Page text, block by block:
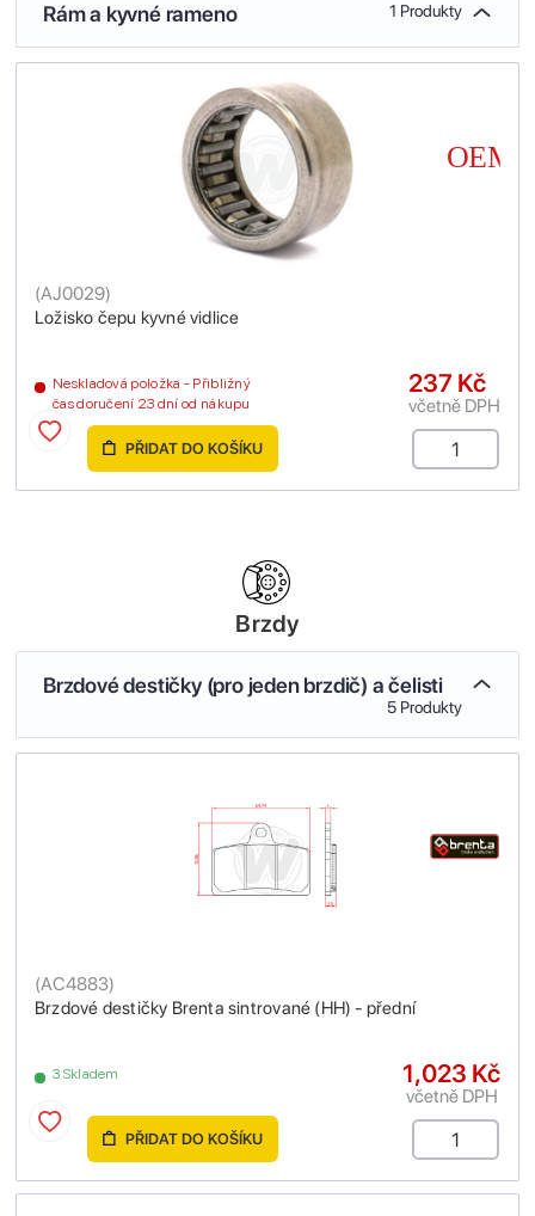
Rám a kyvné rameno 1 Produkty
Ložisko čepu kyvné vidlice
(AJ0029)
Neskladová položka - Přibližný
čas doručení 23 dní od nákupu
237 Kč
včetně DPH
PŘIDAT DO KOŠÍKU
Brzdy
Brzdové destičky (pro jeden brzdič) a čelisti
5 Produkty
Brzdové destičky Brenta sintrované (HH) - přední
(AC4883)
3 Skladem 1,023 Kč
včetně DPH
PŘIDAT DO KOŠÍKU